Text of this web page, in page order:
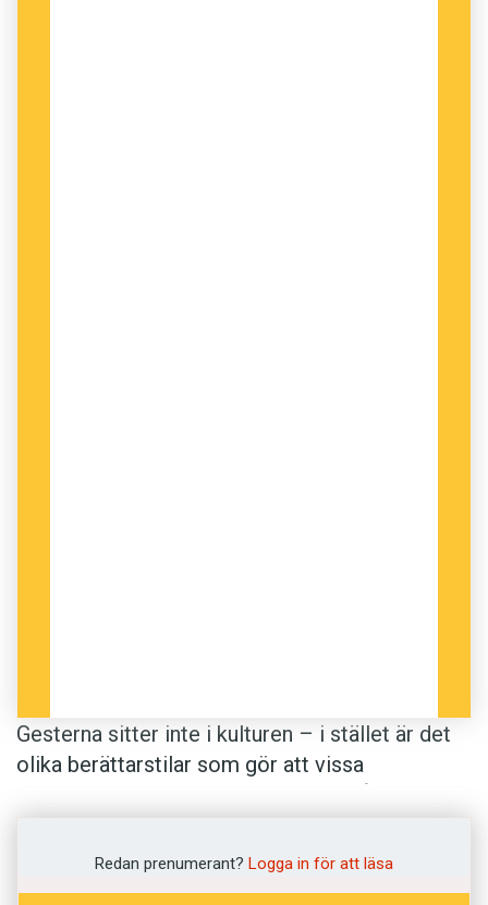
Gesterna sitter inte i kulturen – i stället är det
olika berättarstilar som gör att vissa
en studie fick personer som hade spanska,
Redan prenumerant? Logga in för att läsa